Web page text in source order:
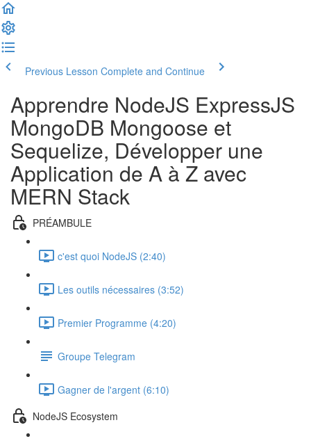
Previous Lesson Complete and Continue
Apprendre NodeJS ExpressJS
MongoDB Mongoose et
Sequelize, Développer une
Application de A à Z avec
MERN Stack
PRÉAMBULE
c'est quoi NodeJS (2:40)
Les outils nécessaires (3:52)
Premier Programme (4:20)
Groupe Telegram
Gagner de l'argent (6:10)
NodeJS Ecosystem